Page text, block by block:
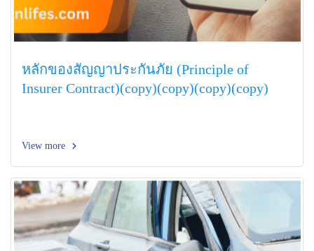
หลักของสัญญาประกันภัย (Principle of
Insurer Contract)(copy)(copy)(copy)(copy)
View more